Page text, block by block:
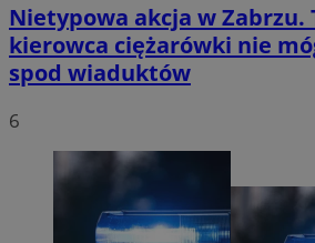
Nietypowa akcja w Zabrzu.
kierowca ciężarówki nie
spod wiaduktów
6